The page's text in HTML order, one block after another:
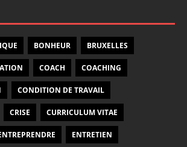
BONHEUR BRUXELLES
COACH COACHING
CONDITION DE TRAVAIL
CRISE CURRICULUM VITAE
ENTRETIEN